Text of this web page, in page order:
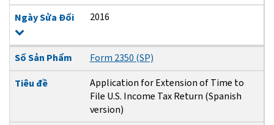
Ngày Sửa Đổi
2016
Số Sản Phẩm
Form 2350 (SP)
Tiêu đề
Application for Extension of Time to
File U.S. Income Tax Return (Spanish
version)